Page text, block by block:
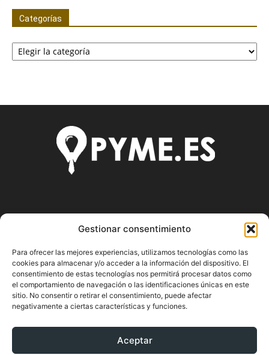
Gestionar consentimiento
Para ofrecer las mejores experiencias, utilizamos tecnologías como las
cookies para almacenar y/o acceder a la información del dispositivo. El
consentimiento de estas tecnologías nos permitirá procesar datos como
el comportamiento de navegación o las identificaciones únicas en este
sitio. No consentir o retirar el consentimiento, puede afectar
negativamente a ciertas características y funciones.
Aceptar
Categorías
Categorías
actualizado de todas las noticias y novedades sobre la
economía en España y el mundo, así como donde podrás
conseguir toda la información necesaria sobre
emprendimiento.
SÍGUENOS